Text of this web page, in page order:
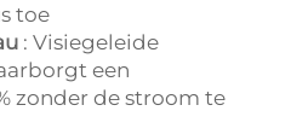
toe
: Visiegeleide
een
zonder de stroom te